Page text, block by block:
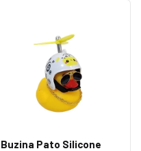
Buzina Pato Silicone